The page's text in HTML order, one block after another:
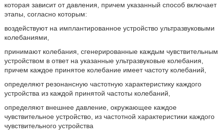
которая зависит от давления, причем указанный способ включает
этапы, согласно которым:
воздействуют на имплантированное устройство ультразвуковыми
колебаниями,
принимают колебания, сгенерированные каждым чувствительным
устройством в ответ на указанные ультразвуковые колебания,
причем каждое принятое колебание имеет частоту колебаний,
определяют резонансную частотную характеристику каждого
устройства из каждой принятой частоты колебаний,
определяют внешнее давление, окружающее каждое
чувствительное устройство, из частотной характеристики каждого
чувствительного устройства